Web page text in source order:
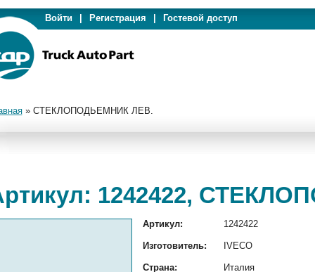
Войти Регистрация Гостевой доступ
» СТЕКЛОПОДЬЕМНИК ЛЕВ.
1242422,
Артикул: 1242422
Изготовитель: IVECO
Страна: Италия